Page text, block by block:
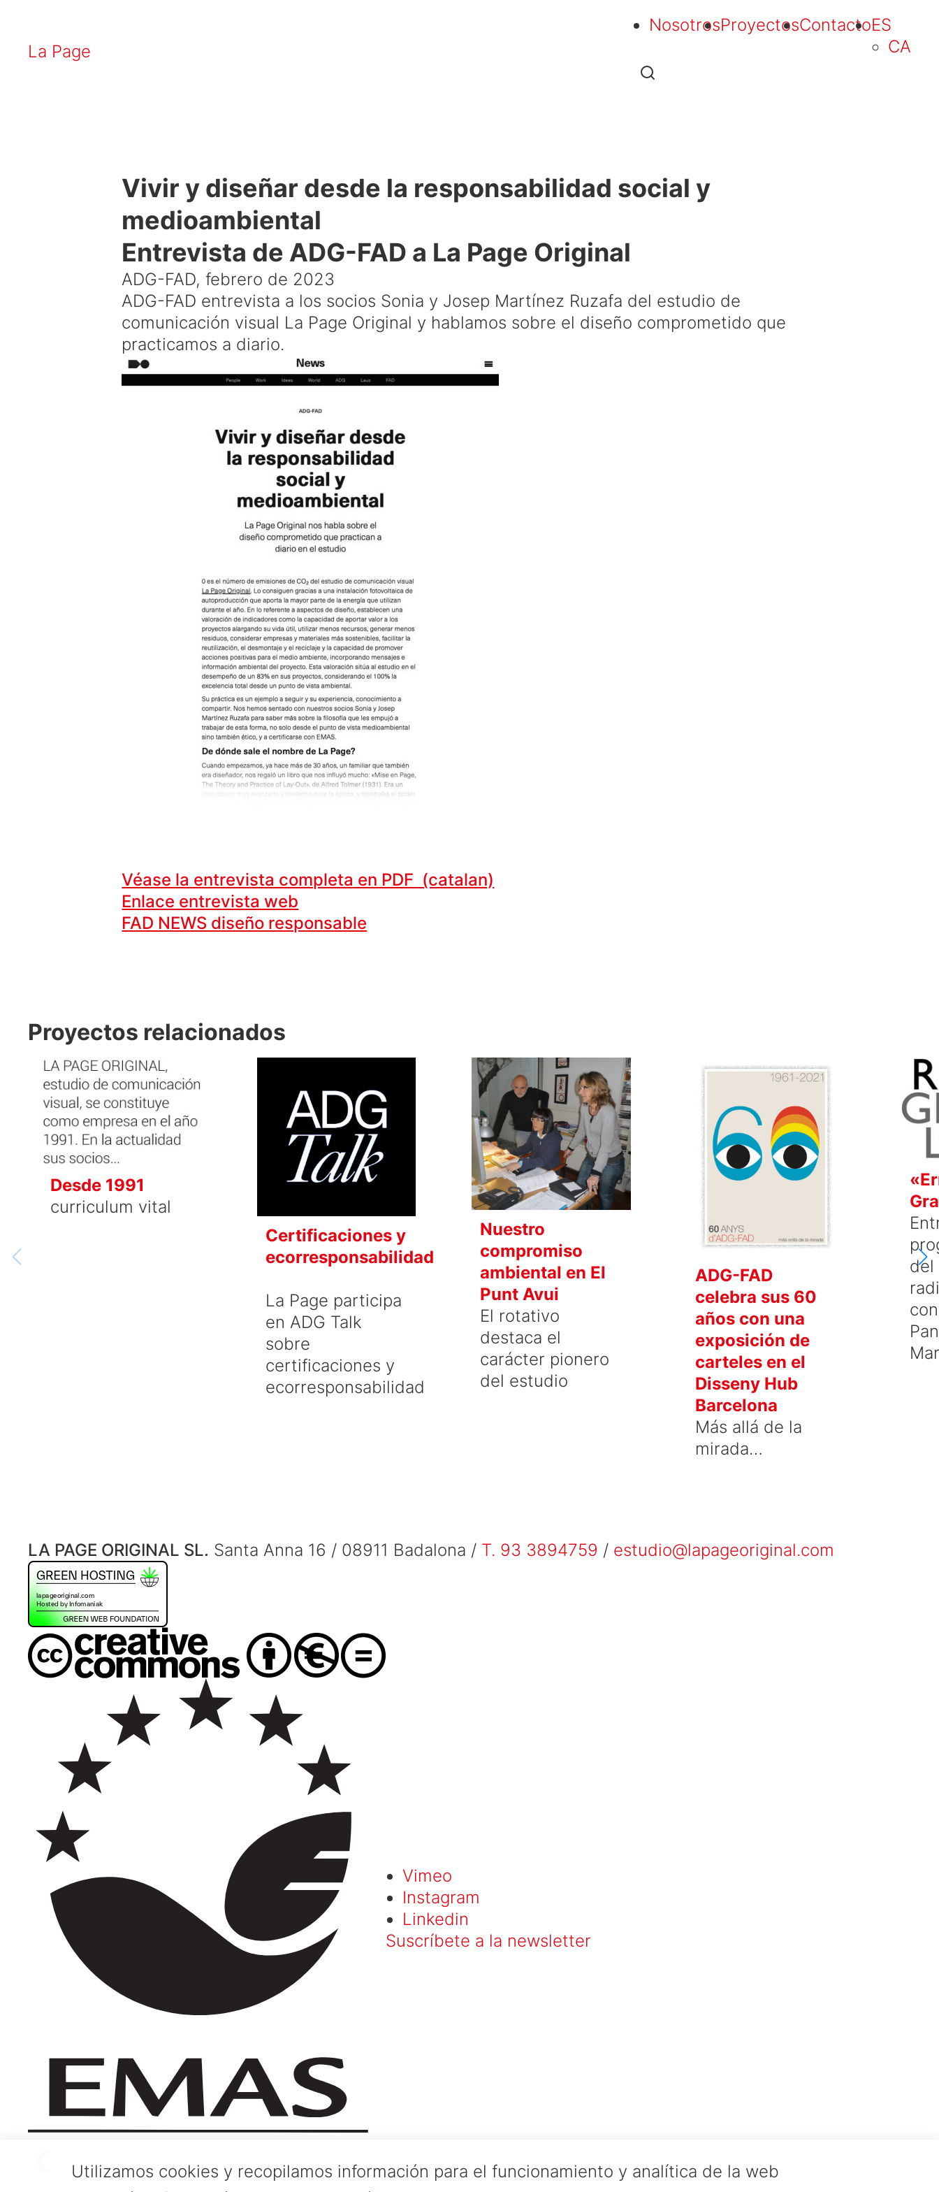
La Page
NosotrosProyectosContactoES
CA
Vivir y diseñar desde la responsabilidad social y
medioambiental
Entrevista de ADG-FAD a La Page Original
ADG-FAD, febrero de 2023
ADG-FAD entrevista a los socios Sonia y Josep Martínez Ruzafa del estudio de
comunicación visual La Page Original y hablamos sobre el diseño comprometido que
practicamos a diario.
Véase la entrevista completa en PDF (catalan)
Enlace entrevista web
FAD NEWS diseño responsable
Proyectos relacionados
Desde 1991
curriculum vital
Certificaciones y
ecorresponsabilidad
La Page participa
en ADG Talk
sobre
certificaciones y
ecorresponsabilidad
Nuestro
compromiso
ambiental en El
Punt Avui
El rotativo
destaca el
carácter pionero
del estudio
ADG-FAD
celebra sus 60
años con una
exposición de
carteles en el
Disseny Hub
Barcelona
Más allá de la
mirada…
del
LA PAGE ORIGINAL SL. Santa Anna 16 / 08911 Badalona / T. 93 3894759 / estudio@lapageoriginal.com
Vimeo
Instagram
Linkedin
Suscríbete a la newsletter
Utilizamos cookies y recopilamos información para el funcionamiento y analítica de la web